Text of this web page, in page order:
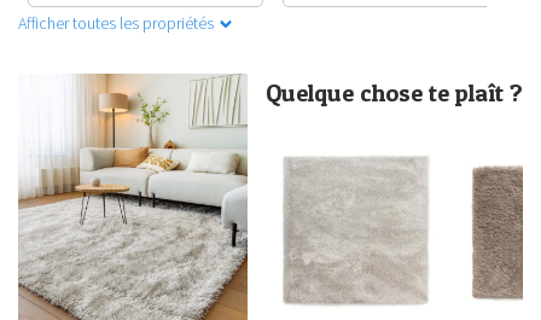
Afficher toutes les propriétés
Quelque chose te plaît ?